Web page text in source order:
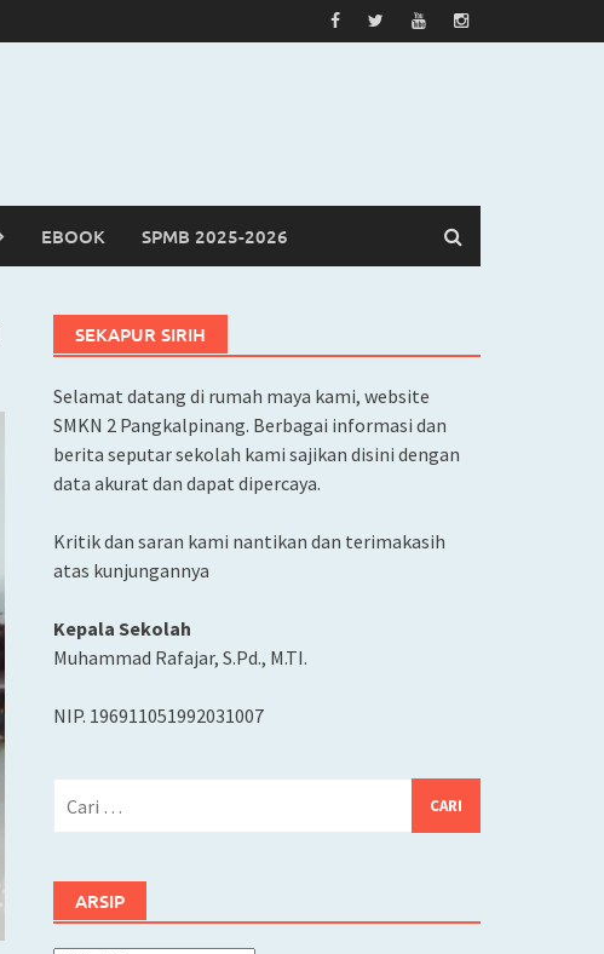
EBOOK SPMB 2025-2026
SEKAPUR SIRIH
Selamat datang di rumah maya kami, website
SMKN 2 Pangkalpinang. Berbagai informasi dan
berita seputar sekolah kami sajikan disini dengan
data akurat dan dapat dipercaya.
Kritik dan saran kami nantikan dan terimakasih
atas kunjungannya
Kepala Sekolah
Muhammad Rafajar, S.Pd., M.TI.
NIP. 196911051992031007
ARSIP